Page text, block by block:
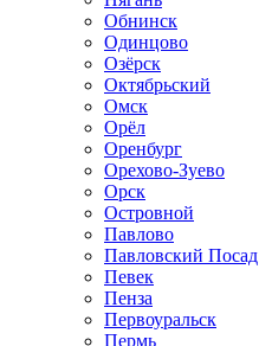
Обнинск
Одинцово
Озёрск
Октябрьский
Омск
Орёл
Оренбург
Орехово-Зуево
Орск
Островной
Павлово
Павловский Посад
Певек
Пенза
Первоуральск
Пермь